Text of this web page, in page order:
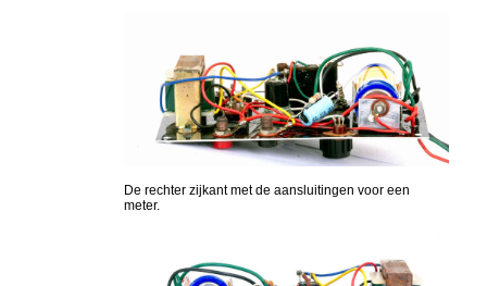
De rechter zijkant met de aansluitingen voor een
meter.